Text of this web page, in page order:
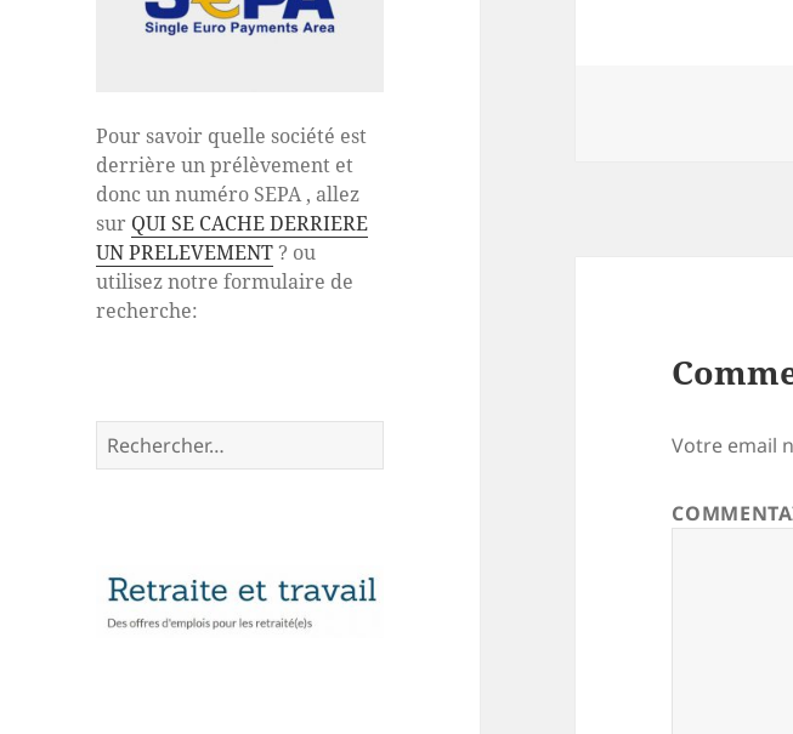
Pour savoir quelle société est
derrière un prélèvement et
donc un numéro SEPA , allez
sur QUI SE CACHE DERRIERE
UN PRELEVEMENT? ou
utilisez notre formulaire de
recherche:
Rechercher : Votre email